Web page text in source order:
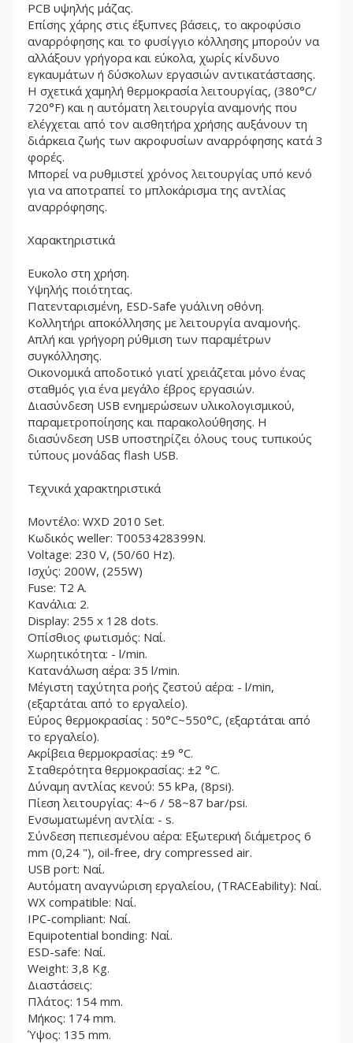
PCB υψηλής μάζας.
Επίσης χάρης στις έξυπνες βάσεις, το ακροφύσιο
αναρρόφησης και το φυσίγγιο κόλλησης μπορούν να
αλλάξουν γρήγορα και εύκολα, χωρίς κίνδυνο
εγκαυμάτων ή δύσκολων εργασιών αντικατάστασης.
Η σχετικά χαμηλή θερμοκρασία λειτουργίας, (380°C/
720°F) και η αυτόματη λειτουργία αναμονής που
ελέγχεται από τον αισθητήρα χρήσης αυξάνουν τη
διάρκεια ζωής των ακροφυσίων αναρρόφησης κατά 3
φορές.
Μπορεί να ρυθμιστεί χρόνος λειτουργίας υπό κενό
για να αποτραπεί το μπλοκάρισμα της αντλίας
αναρρόφησης.
Χαρακτηριστικά
Ευκολο στη χρήση.
Υψηλής ποιότητας.
Πατενταρισμένη, ESD-Safe γυάλινη οθόνη.
Κολλητήρι αποκόλλησης με λειτουργία αναμονής.
Απλή και γρήγορη ρύθμιση των παραμέτρων
συγκόλλησης.
Οικονομικά αποδοτικό γιατί χρειάζεται μόνο ένας
σταθμός για ένα μεγάλο έβρος εργασιών.
Διασύνδεση USB ενημερώσεων υλικολογισμικού,
παραμετροποίησης και παρακολούθησης. Η
διασύνδεση USB υποστηρίζει όλους τους τυπικούς
τύπους μονάδας flash USB.
Τεχνικά χαρακτηριστικά
Μοντέλο: WXD 2010 Set.
Κωδικός weller: T0053428399N.
Voltage: 230 V, (50/60 Hz).
Ισχύς: 200W, (255W)
Fuse: T2 A.
Κανάλια: 2.
Display: 255 x 128 dots.
Οπίσθιος φωτισμός: Ναί.
Χωρητικότητα: - l/min.
Κατανάλωση αέρα: 35 l/min.
Μέγιστη ταχύτητα ροής ζεστού αέρα: - l/min,
(εξαρτάται από το εργαλείο).
Εύρος θερμοκρασίας : 50°C~550°C, (εξαρτάται από
το εργαλείο).
Ακρίβεια θερμοκρασίας: ±9 °C.
Σταθερότητα θερμοκρασίας: ±2 °C.
Δύναμη αντλίας κενού: 55 kPa, (8psi).
Πίεση λειτουργίας: 4~6 / 58~87 bar/psi.
Ενσωματωμένη αντλία: - s.
Σύνδεση πεπιεσμένου αέρα: Εξωτερική διάμετρος 6
mm (0,24 "), oil-free, dry compressed air.
USB port: Ναί.
Αυτόματη αναγνώριση εργαλείου, (TRACEability): Ναί.
WX compatible: Ναί.
IPC-compliant: Ναί.
Equipotential bonding: Ναί.
ESD-safe: Ναί.
Weight: 3,8 Kg.
Διαστάσεις:
Πλάτος: 154 mm.
Μήκος: 174 mm.
Ύψος: 135 mm.